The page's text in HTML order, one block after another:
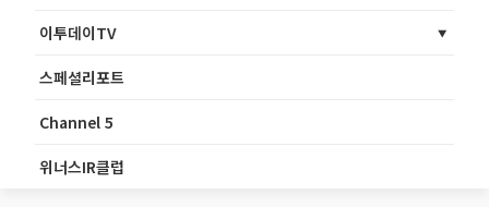
이투데이TV
스페셜리포트
Channel 5
위너스IR클럽